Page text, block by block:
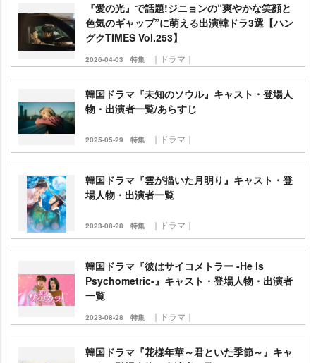
『愛の光』で話題!ジニョンの“爽やかな笑顔と
色気のギャップ”に萌える出演韓ドラ3選【ハン
グクTIMES Vol.253】
2026-04-03 特集 ｜ドラマ｜
韓国ドラマ『未知のソウル』キャスト・登場人
物・出演者一覧/あらすじ
2025-05-29 特集 ｜ドラマ｜
韓国ドラマ『雲が描いた月明り』キャスト・登
場人物・出演者一覧
2023-08-28 特集 ｜ドラマ｜
韓国ドラマ『彼はサイコメトラー -He is
Psychometric-』キャスト・登場人物・出演者
一覧
2023-08-28 特集 ｜ドラマ｜
韓国ドラマ『花様年華～君といた季節～』キャ